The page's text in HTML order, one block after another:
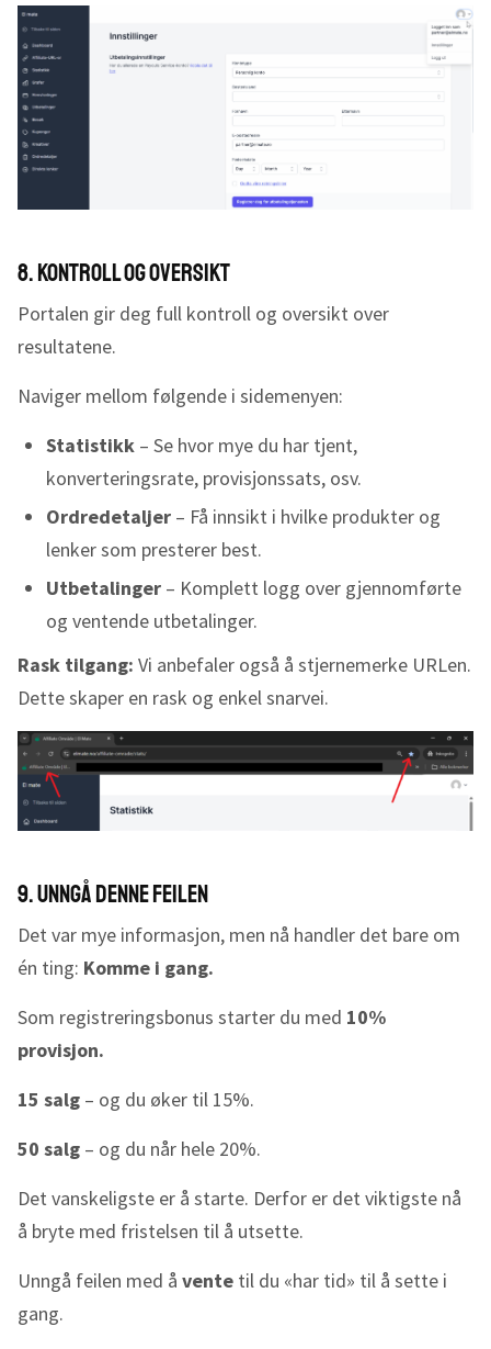
8. Kontroll og oversikt
Portalen gir deg full kontroll og oversikt over
resultatene.
Naviger mellom følgende i sidemenyen:
Statistikk – Se hvor mye du har tjent,
konverteringsrate, provisjonssats, osv.
Ordredetaljer – Få innsikt i hvilke produkter og
lenker som presterer best.
Utbetalinger – Komplett logg over gjennomførte
og ventende utbetalinger.
Rask tilgang: Vi anbefaler også å stjernemerke URLen.
Dette skaper en rask og enkel snarvei.
9. Unngå denne feilen
Det var mye informasjon, men nå handler det bare om
én ting: Komme i gang.
Som registreringsbonus starter du med 10%
provisjon.
15 salg – og du øker til 15%.
50 salg – og du når hele 20%.
Det vanskeligste er å starte. Derfor er det viktigste nå
å bryte med fristelsen til å utsette.
Unngå feilen med å vente til du «har tid» til å sette i
gang.